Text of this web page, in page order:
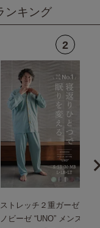
ンキング
ストレッチ２重ガーゼ ベー
ノビーゼ “UNO” メンズパ